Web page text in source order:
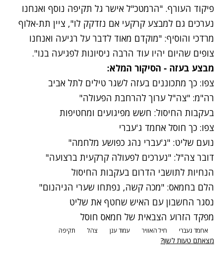
פיקוד העורף. "הרמטכ"ל אישר גל תקיפה נוסף ואנחנו
נערכים גם למבצע קרקעי אם נזדקק לו", ציין תת-אלוף
מרדכי והוסיף: "מוקדם מאוד לדבר על רגיעה ואנחנו
צופים שהיום יהיו עוד הרבה ניסיונות לפגיעה בנו".
מבצע בעזה - הסיקור המלא:
צפו: כך מתכוננים בעזה לשגר טילים לתל אביב
רה"מ: "צה"ל ערוך להרחבת הפעולה"
בעקבות החיסול: חשש מפיגועים ומחטיפות
צפו: כך חוסל אחמד ג'עברי
נועם שליט: "ג'עברי נהג כפושע מלחמה"
דובר צה"ל: "נערכים לפעולה קרקעית ברצועה"
הנחיות לתושבי הדרום בעקבות החיסול
הלם בחמאס: "מכה קשה, נפתחו שערי הגיהנום"
נסגר החשבון עם האיש שחטף את שליט
מפקד הזרוע הצבאית של חמאס חוסל
אחמד געברי חיל האוויר עמוד ענן צהל תקיפה
מצאתם טעות לשון?